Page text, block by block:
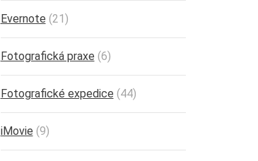
Evernote (21)
Fotografická praxe (6)
Fotografické expedice (44)
iMovie (9)